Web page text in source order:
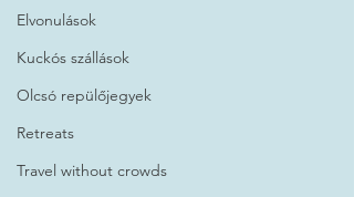
Elvonulások
Kuckós szállások
Olcsó repülőjegyek
Retreats
Travel without crowds